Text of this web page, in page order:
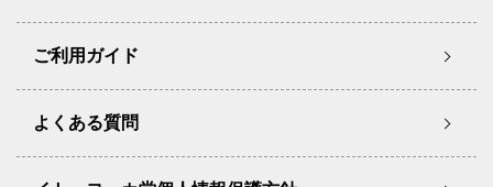
ご利用ガイド
よくある質問